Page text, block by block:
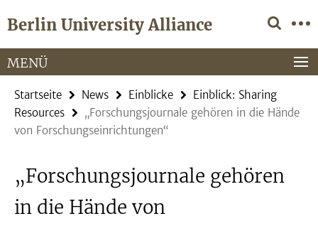
direkt
Inhalt
Berlin University Alliance
Service-
Navigation
MENÜ
Startseite News Einblicke
Einblick: Sharing
Resources
„Forschungsjournale gehören in die Hände
von Forschungseinrichtungen“
„Forschungsjournale gehören
in die Hände von